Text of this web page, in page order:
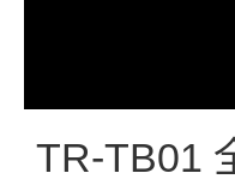
TR-TB01